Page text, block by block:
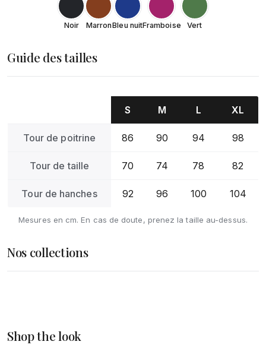
Noir MarronBleu nuitFramboise Vert
Guide des tailles
S M L XL
Tour de poitrine 86 90 94 98
Tour de taille 70 74 78 82
Tour de hanches 92 96 100 104
Mesures en cm. En cas de doute, prenez la taille au-dessus.
Nos collections
DÉCOUVRIR
Accessoires
DÉCOUVRIR
Shop the look